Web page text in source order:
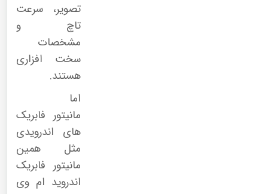
تصویر، سرعت
تاچ و
مشخصات
سخت افزاری
هستند.
اما
مانیتور فابریک
های اندرویدی
مثل همین
مانیتور فابریک
اندروید ام وی